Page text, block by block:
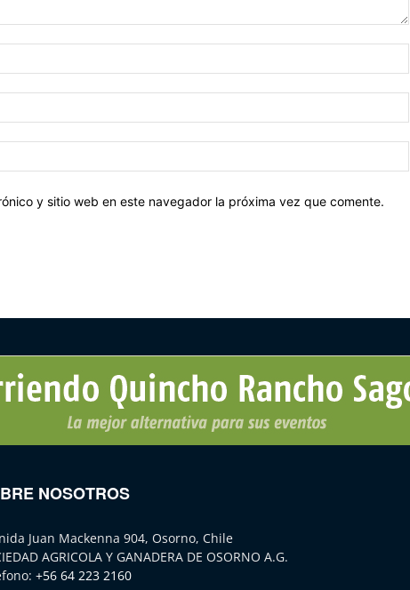
y sitio web en este navegador la próxima vez que comente.
NOSOTROS
Juan Mackenna 904, Osorno, Chile
AGRICOLA Y GANADERA DE OSORNO A.G.
+56 64 223 2160